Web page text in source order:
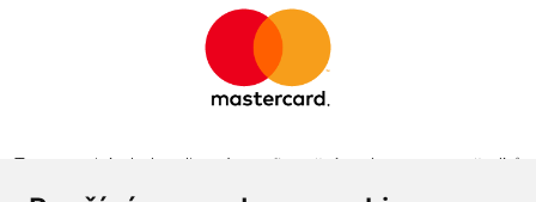
Tento projekt byl realizován za finanční podpory z prostředků